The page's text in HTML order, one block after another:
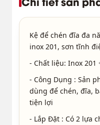
Kệ để chén đĩa đa
inox 201, sơn tĩnh
- Chất liệu: Inox
- Công Dụng : Sản
dùng để chén, đĩa,
tiện lợi
- Lắp Đặt : Có 2 lựa